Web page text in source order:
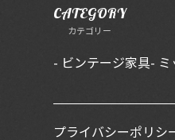
CATEGORY
カテゴリー
- ビンテージ家具-
プライバシーポリシ